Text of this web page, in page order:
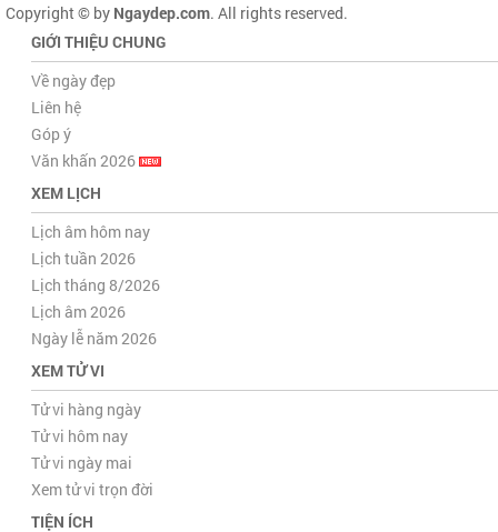
Copyright © by Ngaydep.com. All rights reserved.
GIỚI THIỆU CHUNG
Về ngày đẹp
Liên hệ
Góp ý
Văn khấn 2026
XEM LỊCH
Lịch âm hôm nay
Lịch tuần 2026
Lịch tháng 8/2026
Lịch âm 2026
Ngày lễ năm 2026
XEM TỬ VI
Tử vi hàng ngày
Tử vi hôm nay
Tử vi ngày mai
Xem tử vi trọn đời
TIỆN ÍCH